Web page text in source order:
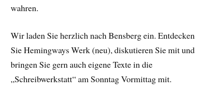
wahren.
Wir laden Sie herzlich nach Bensberg ein. Entdecken
Sie Hemingways Werk (neu), diskutieren Sie mit und
bringen Sie gern auch eigene Texte in die
„Schreibwerkstatt“ am Sonntag Vormittag mit.